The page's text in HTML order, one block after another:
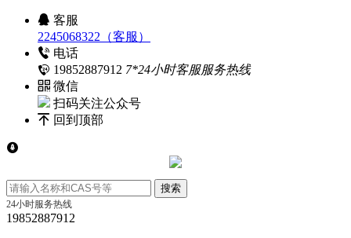
客服
2245068322（客服）
电话
19852887912 7*24小时客服服务热线
微信
扫码关注公众号
回到顶部
24小时服务热线
19852887912